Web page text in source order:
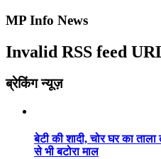
MP Info News
Invalid RSS feed
ब्रेकिंग न्यूज़
बेटी की शादी, चोर घर का
से भी बटोरा माल